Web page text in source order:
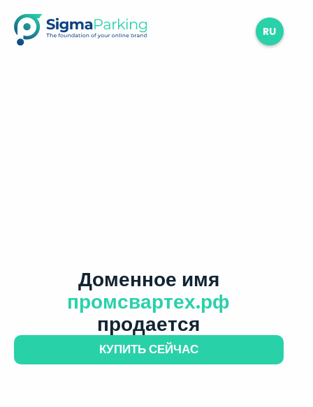
RU
Доменное имя
промсвартех.рф
продается
КУПИТЬ СЕЙЧАС